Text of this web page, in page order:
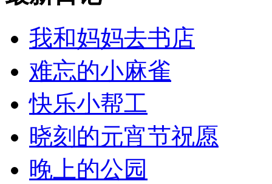
我和妈妈去书店
难忘的小麻雀
快乐小帮工
晓刻的元宵节祝愿
晚上的公园